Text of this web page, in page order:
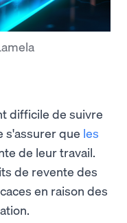
difficile de suivre
s'assurer que les
de leur travail.
de revente des
en raison des